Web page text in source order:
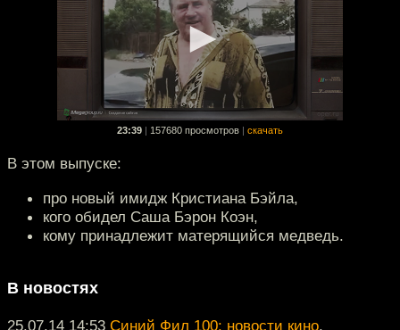
23:39 157680 просмотров скачать
В этом выпуске:
про новый имидж Кристиана Бэйла,
кого обидел Саша Бэрон Коэн,
кому принадлежит матерящийся медведь.
В новостях
25.07.14 14:53 Синий Фил 100: новости кино,